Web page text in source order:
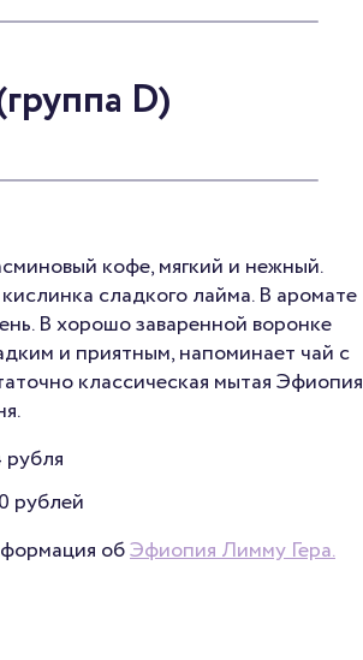
D)
кофе, мягкий и нежный.
сладкого лайма. В аромате
В хорошо заваренной воронке
и приятным, напоминает чай с
классическая мытая Эфиопия
рублей
обЭфиопия Лимму Гера.